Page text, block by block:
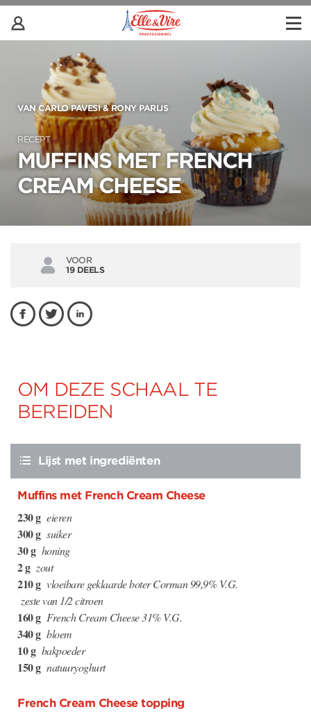
VAN CARLO PAVESI & RONY PARIJS
RECEPT
MUFFINS MET FRENCH
CREAM CHEESE
VOOR
19 DEELS
OM DEZE SCHAAL TE
BEREIDEN
Lijst met ingrediënten
Muffins met French Cream Cheese
230 g eieren
300 g suiker
30 g honing
2 g zout
210 g vloeibare geklaarde boter Corman 99,9% V.G.
zeste van 1/2 citroen
160 g French Cream Cheese 31% V.G.
340 g bloem
10 g bakpoeder
150 g natuuryoghurt
French Cream Cheese topping